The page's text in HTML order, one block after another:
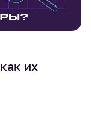
их